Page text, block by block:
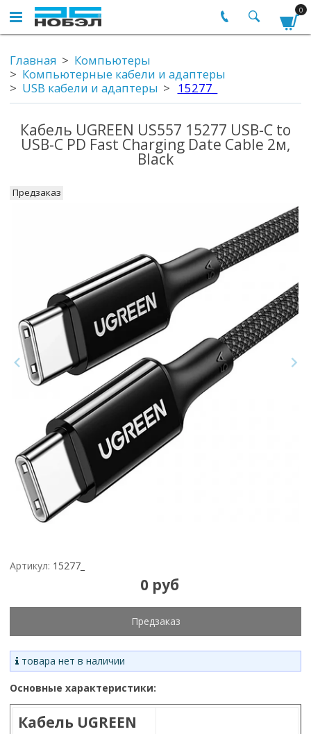
0
Главная
Компьютеры
Компьютерные кабели и адаптеры
USB кабели и адаптеры
15277_
Кабель UGREEN US557 15277 USB-C to
USB-C PD Fast Charging Date Cable 2м,
Black
Предзаказ
Артикул: 15277_
0 руб
Предзаказ
товара нет в наличии
Основные характеристики:
Кабель UGREEN